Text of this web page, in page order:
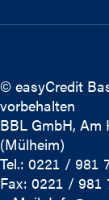
© easyCredit
vorbehalten
BBL GmbH, Am
(Mülheim)
Tel.: 0221 / 981
Fax: 0221 / 981